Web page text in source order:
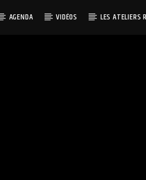
AGENDA VIDÉOS LES ATELIERS